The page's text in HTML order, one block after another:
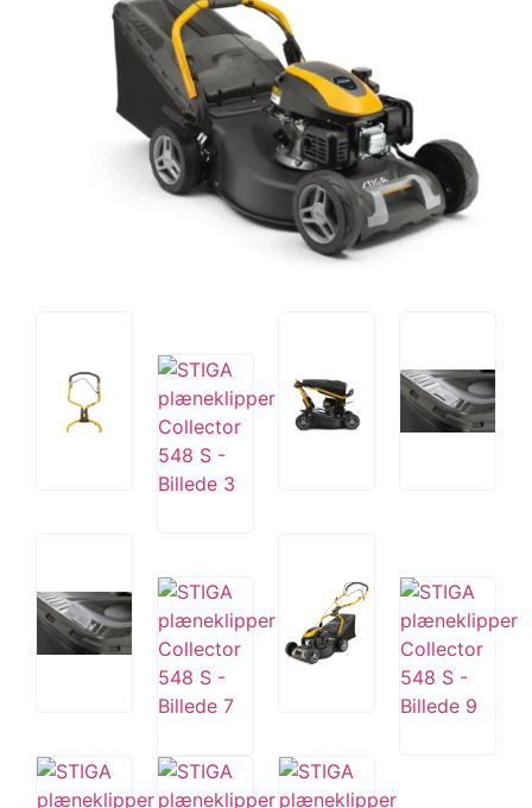
Tips og tricks
4.4 Google Reviews
4.7 Trustpilot